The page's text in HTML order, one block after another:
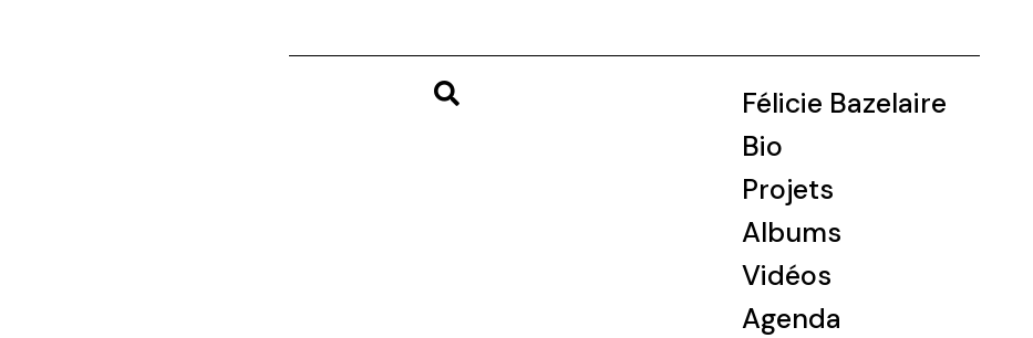
Félicie Bazelaire
Bio
Projets
Albums
Vidéos
Agenda